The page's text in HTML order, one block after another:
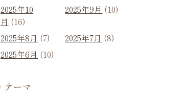
2025年10
月 (16)
2025年9月 (10)
2025年8月 (7) 2025年7月 (8)
2025年6月 (10)
テーマ